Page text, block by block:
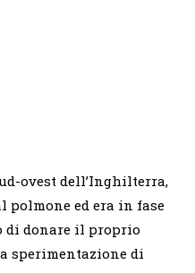
ovest dell’Inghilterra,
polmone ed era in fase
di donare il proprio
sperimentazione di